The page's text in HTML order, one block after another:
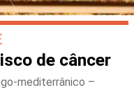
de câncer
mediterrânico –